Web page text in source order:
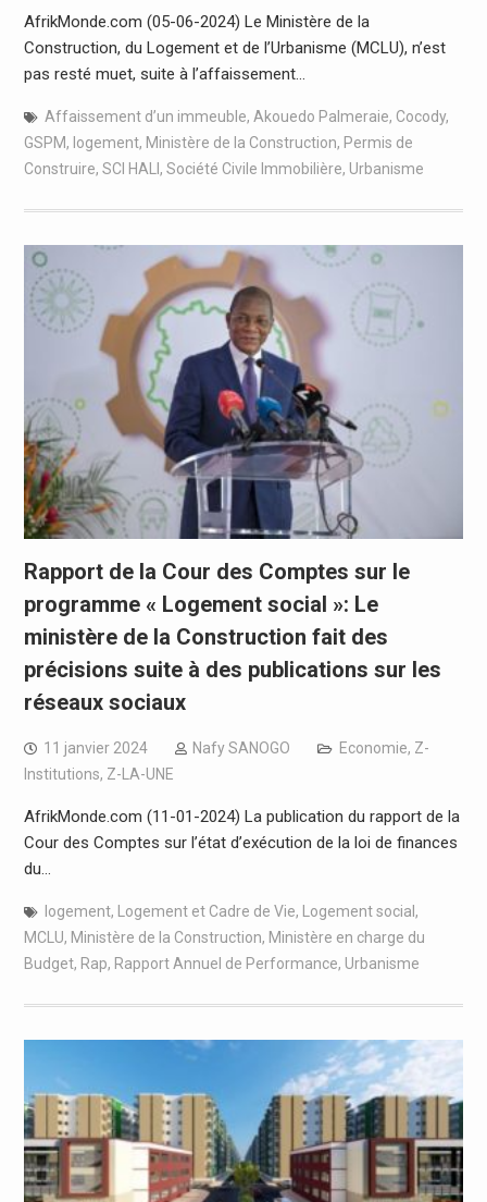
AfrikMonde.com (05-06-2024) Le Ministère de la
Construction, du Logement et de l’Urbanisme (MCLU), n’est
pas resté muet, suite à l’affaissement…
Affaissement d’un immeuble, Akouedo Palmeraie, Cocody,
GSPM, logement, Ministère de la Construction, Permis de
Construire, SCI HALI , Société Civile Immobilière, Urbanisme
Rapport de la Cour des Comptes sur le
programme « Logement social »: Le
ministère de la Construction fait des
précisions suite à des publications sur les
réseaux sociaux
11 janvier 2024 Nafy SANOGO Economie, Z-
Institutions, Z-LA-UNE
AfrikMonde.com (11-01-2024) La publication du rapport de la
Cour des Comptes sur l’état d’exécution de la loi de finances
du…
logement, Logement et Cadre de Vie, Logement social,
MCLU, Ministère de la Construction, Ministère en charge du
Budget, Rap, Rapport Annuel de Performance, Urbanisme